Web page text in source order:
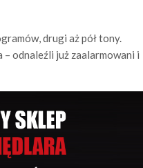
drugi aż pół tony.
– odnaleźli już zaalarmowani i